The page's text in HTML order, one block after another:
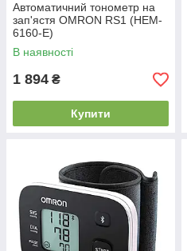
Автоматичний тонометр на
зап'ястя OMRON RS1 (HEM-
6160-E)
В наявності
1 894 ₴
Купити